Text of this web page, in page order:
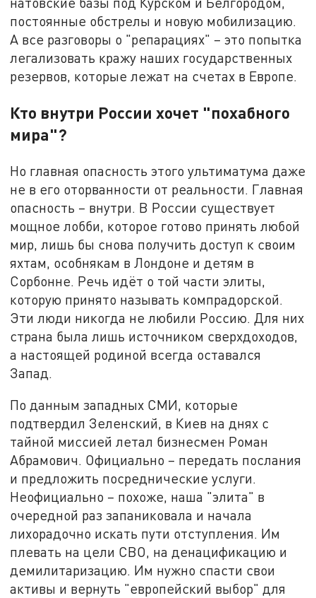
постоянные обстрелы и новую мобилизацию.
А все разговоры о "репарациях" – это попытка
легализовать кражу наших государственных
резервов, которые лежат на счетах в Европе.
Кто внутри России хочет "похабного
мира"?
Но главная опасность этого ультиматума даже
не в его оторванности от реальности. Главная
опасность – внутри. В России существует
мощное лобби, которое готово принять любой
мир, лишь бы снова получить доступ к своим
яхтам, особнякам в Лондоне и детям в
Сорбонне. Речь идёт о той части элиты,
которую принято называть компрадорской.
Эти люди никогда не любили Россию. Для них
страна была лишь источником сверхдоходов,
а настоящей родиной всегда оставался
Запад.
По данным западных СМИ, которые
подтвердил Зеленский, в Киев на днях с
тайной миссией летал бизнесмен Роман
Абрамович. Официально – передать послания
и предложить посреднические услуги.
Неофициально – похоже, наша "элита" в
очередной раз запаниковала и начала
лихорадочно искать пути отступления. Им
плевать на цели СВО, на денацификацию и
демилитаризацию. Им нужно спасти свои
активы и вернуть "европейский выбор" для